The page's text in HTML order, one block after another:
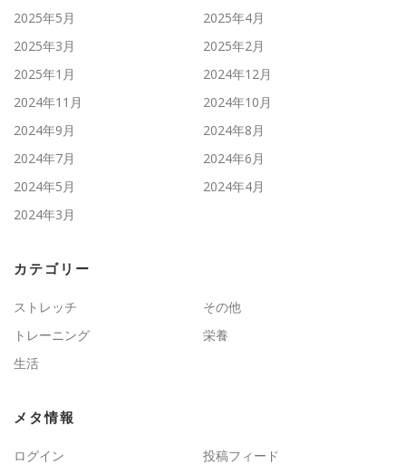
2025年5月
2025年4月
2025年3月
2025年2月
2025年1月
2024年12月
2024年11月
2024年10月
2024年9月
2024年8月
2024年7月
2024年6月
2024年5月
2024年4月
2024年3月
カテゴリー
ストレッチ
その他
トレーニング
栄養
生活
メタ情報
ログイン 投稿フィード